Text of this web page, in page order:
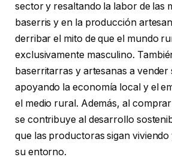
sector y resaltando la labor de las
baserris y en la producción
derribar el mito de que el mundo
exclusivamente masculino.
baserritarras y artesanas a
apoyando la economía local y el
el medio rural. Además, al
se contribuye al desarrollo
que las productoras sigan
su entorno.